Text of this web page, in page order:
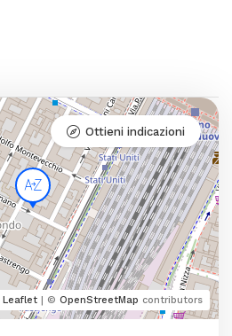
Leaflet | © OpenStreetMap contributors
Ottieni indicazioni